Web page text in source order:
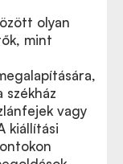
olyan
mint
székház
vagy
kiállítási